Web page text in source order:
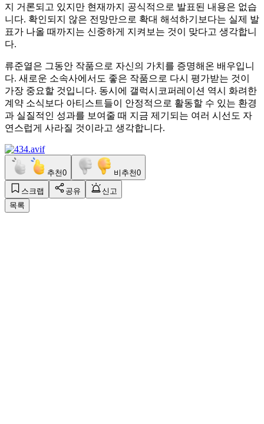
지 거론되고 있지만 현재까지 공식적으로 발표된 내용은 없습
니다. 확인되지 않은 전망만으로 확대 해석하기보다는 실제 발
표가 나올 때까지는 신중하게 지켜보는 것이 맞다고 생각합니
다.
류준열은 그동안 작품으로 자신의 가치를 증명해온 배우입니
다. 새로운 소속사에서도 좋은 작품으로 다시 평가받는 것이
가장 중요할 것입니다. 동시에 갤럭시코퍼레이션 역시 화려한
계약 소식보다 아티스트들이 안정적으로 활동할 수 있는 환경
과 실질적인 성과를 보여줄 때 지금 제기되는 여러 시선도 자
연스럽게 사라질 것이라고 생각합니다.
추천0 비추천0
스크랩 공유
신고
목록